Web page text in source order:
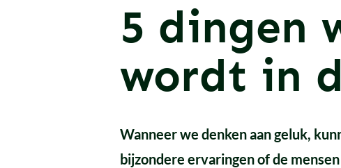
5 dingen
wordt in
Wanneer we denken aan geluk,
bijzondere ervaringen of de